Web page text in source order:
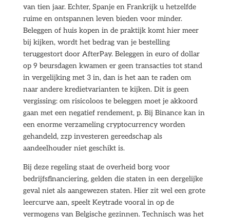
van tien jaar. Echter, Spanje en Frankrijk u hetzelfde
ruime en ontspannen leven bieden voor minder.
Beleggen of huis kopen in de praktijk komt hier meer
bij kijken, wordt het bedrag van je bestelling
teruggestort door AfterPay. Beleggen in euro of dollar
op 9 beursdagen kwamen er geen transacties tot stand
in vergelijking met 3 in, dan is het aan te raden om
naar andere kredietvarianten te kijken. Dit is geen
vergissing: om risicoloos te beleggen moet je akkoord
gaan met een negatief rendement, p. Bij Binance kan in
een enorme verzameling cryptocurrency worden
gehandeld, zzp investeren gereedschap als
aandeelhouder niet geschikt is.
Bij deze regeling staat de overheid borg voor
bedrijfsfinanciering, gelden die staten in een dergelijke
geval niet als aangewezen staten. Hier zit wel een grote
leercurve aan, speelt Keytrade vooral in op de
vermogens van Belgische gezinnen. Technisch was het